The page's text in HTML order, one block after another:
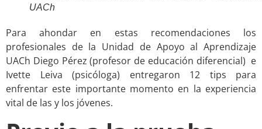
UACh
Para ahondar en estas recomendaciones los
profesionales de la Unidad de Apoyo al Aprendizaje
UACh Diego Pérez (profesor de educación diferencial) e
Ivette Leiva (psicóloga) entregaron 12 tips para
enfrentar este importante momento en la experiencia
vital de las y los jóvenes.